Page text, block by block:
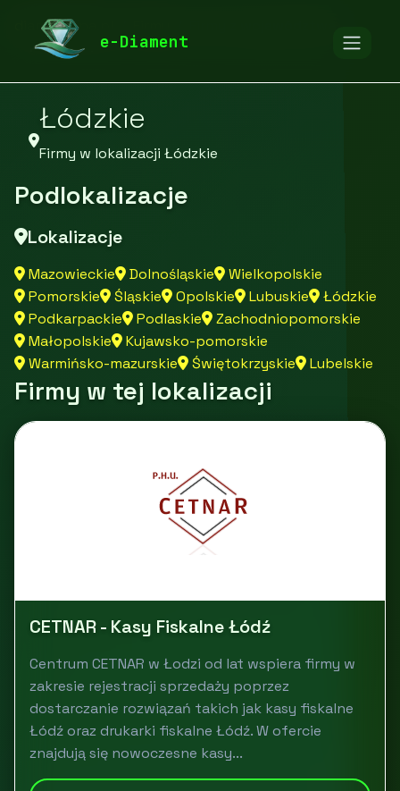
e-Diament
diamentspa.pl
Łódzkie
Firmy w lokalizacji Łódzkie
Podlokalizacje
Lokalizacje
Mazowieckie Dolnośląskie
Wielkopolskie
Pomorskie
Śląskie Opolskie Lubuskie
Łódzkie
Podkarpackie
Podlaskie
Zachodniopomorskie
Małopolskie
Kujawsko-pomorskie
Warmińsko-mazurskie
Świętokrzyskie Lubelskie
Firmy w tej lokalizacji
CETNAR - Kasy Fiskalne Łódź
Centrum CETNAR w Łodzi od lat wspiera firmy w
zakresie rejestracji sprzedaży poprzez
dostarczanie rozwiązań takich jak kasy fiskalne
Łódź oraz drukarki fiskalne Łódź. W ofercie
znajdują się nowoczesne kasy...